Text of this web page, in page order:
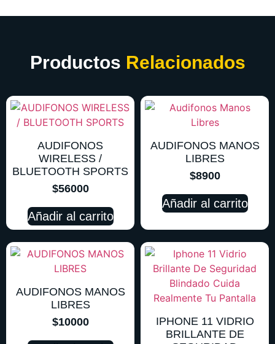
Productos Relacionados
AUDIFONOS
WIRELESS /
BLUETOOTH SPORTS
$56000
Añadir al carrito
AUDIFONOS MANOS
LIBRES
$8900
Añadir al carrito
AUDIFONOS MANOS
LIBRES
$10000
IPHONE 11 VIDRIO
BRILLANTE DE